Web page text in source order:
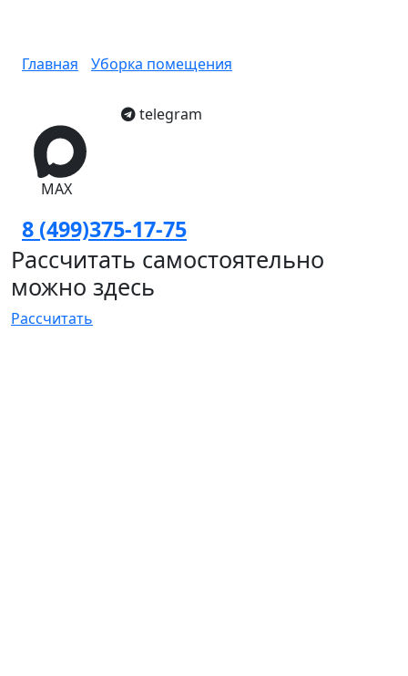
Главная Уборка помещения
MAX
telegram
8 (499)375-17-75
Рассчитать самостоятельно
можно здесь
Рассчитать